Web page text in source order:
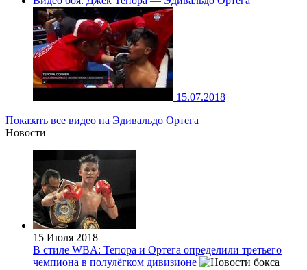
15.07.2018
Показать все видео на Эдивальдо Ортега
Новости
15 Июля 2018
В стиле WBA: Тепора и Ортега определили третьего
чемпиона в полулёгком дивизионе